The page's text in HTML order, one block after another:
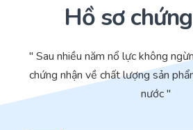
Hồ sơ
" Sau nhiều năm nổ lực không
chứng nhận về chất lượng sản
nước "